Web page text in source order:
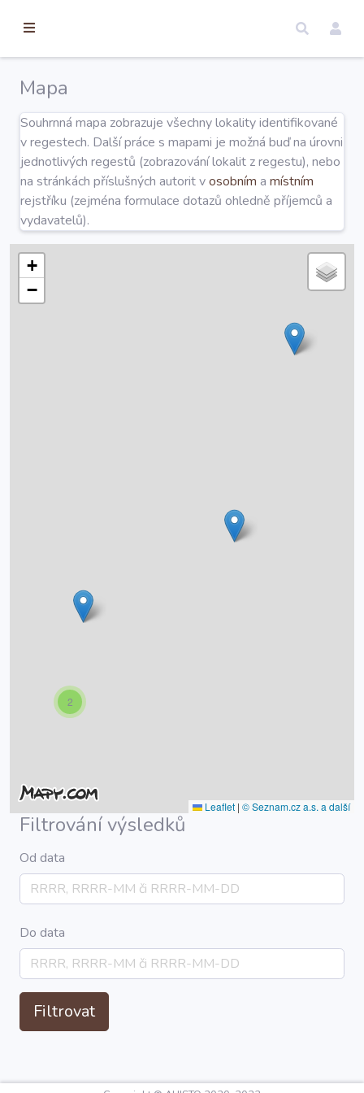
Úvod
Edice
Regesty
Hledat
Mapa
Souhrnná mapa zobrazuje všechny lokality identifikované
v regestech. Další práce s mapami je možná buď na úrovni
jednotlivých regestů (zobrazování lokalit z regestu), nebo
na stránkách příslušných autorit vosobním a místním
rejstříku (zejména formulace dotazů ohledně příjemců a
vydavatelů).
2
+
−
Leaflet | © Seznam.cz a.s. a další
Filtrování výsledků
Od data
Do data
Filtrovat